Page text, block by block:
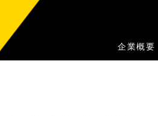
企業概要